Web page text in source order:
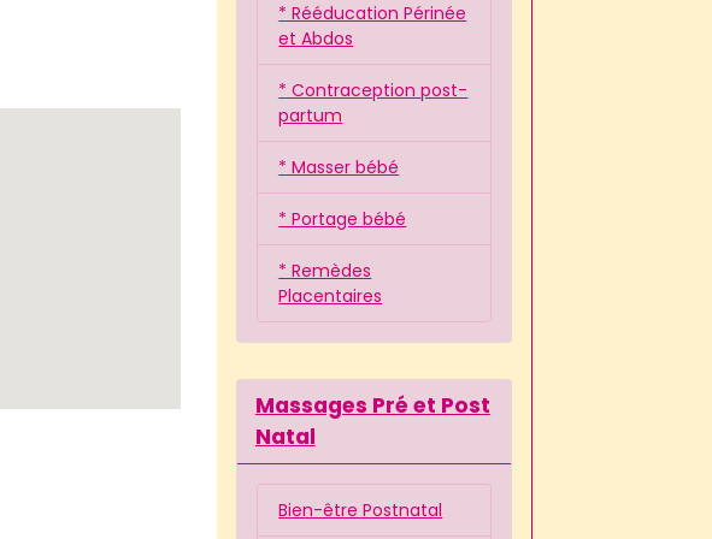
* Rééducation Périnée
et Abdos
* Contraception post-
partum
* Masser bébé
* Portage bébé
* Remèdes
Placentaires
Massages Pré et Post
Natal
Bien-être Postnatal